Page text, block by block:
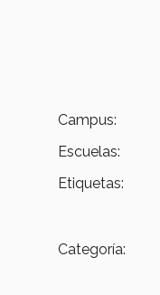
Campus:
Escuelas:
Etiquetas:
Categoría: